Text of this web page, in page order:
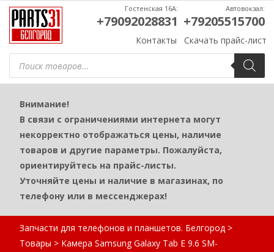
Поиск
товаров
Контакты Скачать прайс-лист
Гостенская 16А:
+79092028831
Автовокзал:
+79205515700
Внимание!
В связи с ограничениями интернета могут
некорректно отображаться цены, наличие
товаров и другие параметры. Пожалуйста,
ориентируйтесь на прайс-листы.
Уточняйте цены и наличие в магазинах, по
телефону или в мессенджерах!
Запчасти для телефонов и планшетов. Белгород >
Товары > Камера Samsung Galaxy Tab E 9.6 SM-